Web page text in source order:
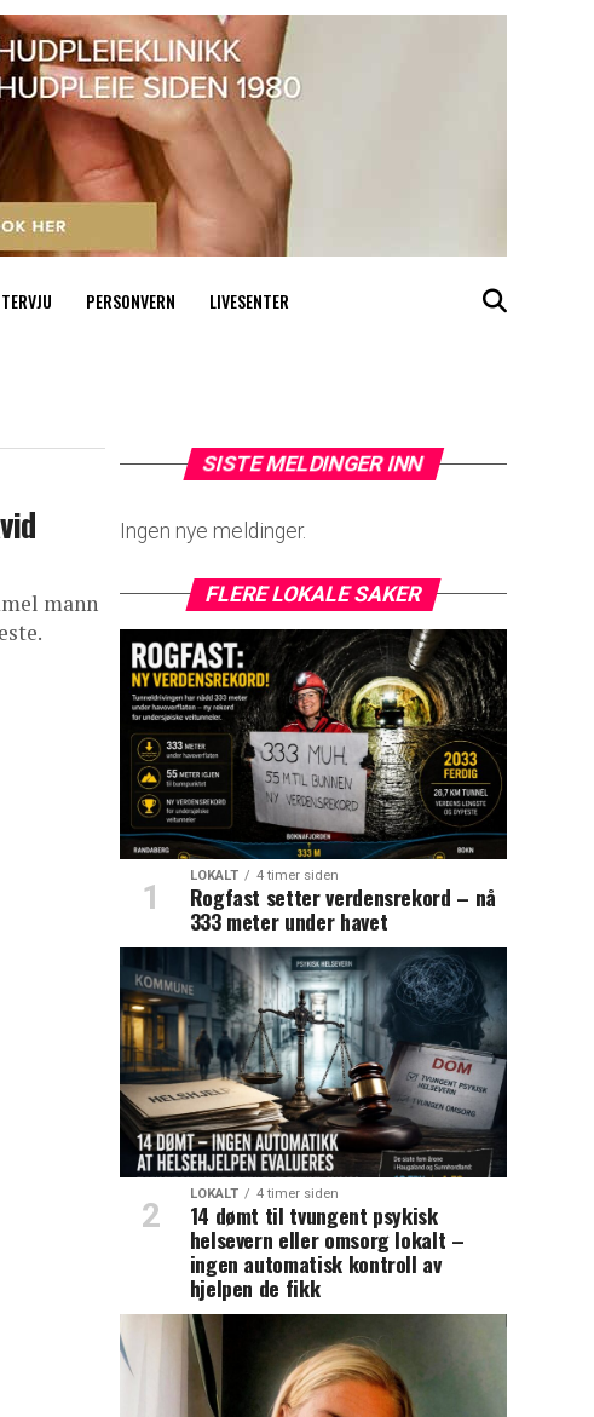
PERSONVERN LIVESENTER
mann
SISTE MELDINGER INN
Ingen nye meldinger.
FLERE LOKALE SAKER
LOKALT 4 timer siden
Rogfast setter verdensrekord – nå
333 meter under havet
LOKALT 4 timer siden
14 dømt til tvungent psykisk
helsevern eller omsorg lokalt –
ingen automatisk kontroll av
hjelpen de fikk